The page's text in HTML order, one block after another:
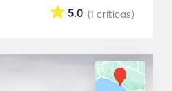
(1 críticas)
5.0